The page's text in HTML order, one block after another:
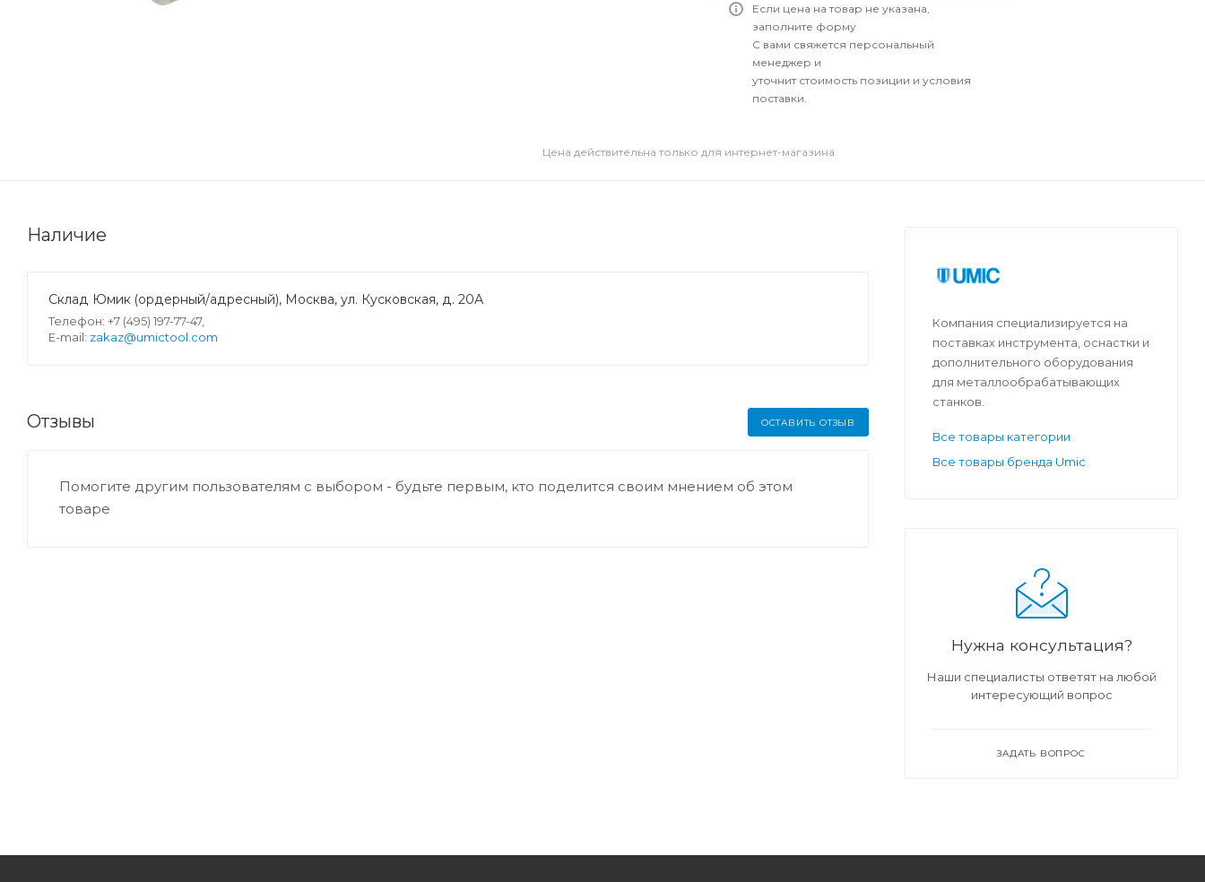
Если цена на товар не указана,
заполните форму
С вами свяжется персональный
менеджер и
уточнит стоимость позиции и условия
поставки.
Цена действительна только для интернет-магазина
Наличие
Склад Юмик (ордерный/адресный), Москва, ул. Кусковская, д. 20А
Телефон: +7 (495) 197-77-47,
E-mail: zakaz@umictool.com
Отзывы ОСТАВИТЬ ОТЗЫВ
Помогите другим пользователям с выбором - будьте первым, кто поделится своим мнением об этом
товаре
Компания специализируется на
поставках инструмента, оснастки и
дополнительного оборудования
для металлообрабатывающих
станков.
Все товары категории
Все товары бренда Umic
Нужна консультация?
Наши специалисты ответят на любой
интересующий вопрос
ЗАДАТЬ ВОПРОС